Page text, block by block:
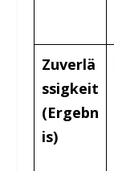
Zuverlä
ssigkeit
(Ergebn
is)